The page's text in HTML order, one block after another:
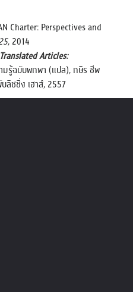
Charter: Perspectives and
, 2014
Articles:
มรู้ฉบับพกพา (แปล), กษิร ชีพ
ลิชชิ่ง เฮาส์, 2557